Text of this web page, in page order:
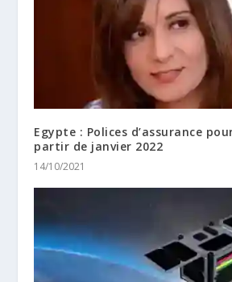
Egypte : Polices d’assurance
partir de janvier 2022
14/10/2021